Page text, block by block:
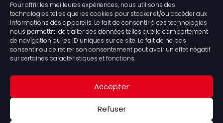
Pour offrir les meilleures expériences, nous utilisons des
technologies telles que les cookies pour stocker et/ou accéder aux
informations des appareils. Le fait de consentir à ces technologies
nous permettra de traiter des données telles que le comportement
de navigation ou les ID uniques sur ce site. Le fait de ne pas
consentir ou de retirer son consentement peut avoir un effet négatif
sur certaines caractéristiques et fonctions.
Accepter
Refuser